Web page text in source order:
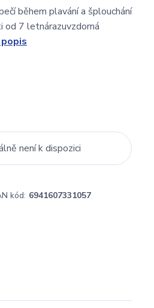
během plavání a šplouchání
od 7 letnárazuvzdorná
není k dispozici
kód: 6941607331057